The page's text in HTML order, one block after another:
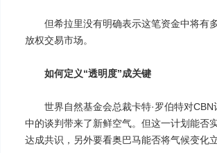
但希拉里没有明确表示这笔资金中将有
放权交易市场。
如何定义“透明度”成关键
世界自然基金会总裁卡特·罗伯特对CBN
中的谈判带来了新鲜空气。但这一计划能否
达成共识，另外要看奥巴马能否将气候变化